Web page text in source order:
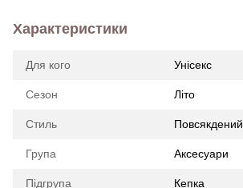
Характеристики
Для кого Унісекс
Сезон Літо
Стиль Повсякдений
Група Аксесуари
Підгрупа Кепка